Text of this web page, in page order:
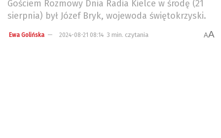
Gościem Rozmowy Dnia Radia Kielce w środę (21
sierpnia) był Józef Bryk, wojewoda świętokrzyski.
Ewa Golińska 2024-08-21 08:14 3 min. czytania AA